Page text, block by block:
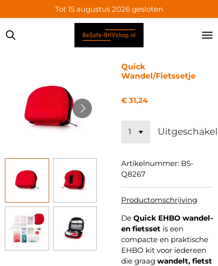
direct
naar
Tot 15 augustus 2026 gesloten
Quick
Wandel/Fietssetje
€ 31,24
Artikelnummer: BS-
Q8267
Productomschrijving
De Quick EHBO wandel-
en fietsset is een
compacte en praktische
EHBO kit voor iedereen
die graag wandelt, fietst